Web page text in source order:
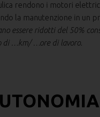
rendono i motori
la manutenzione in un
essere ridotti del 50%
di …km/ …ore di lavoro.